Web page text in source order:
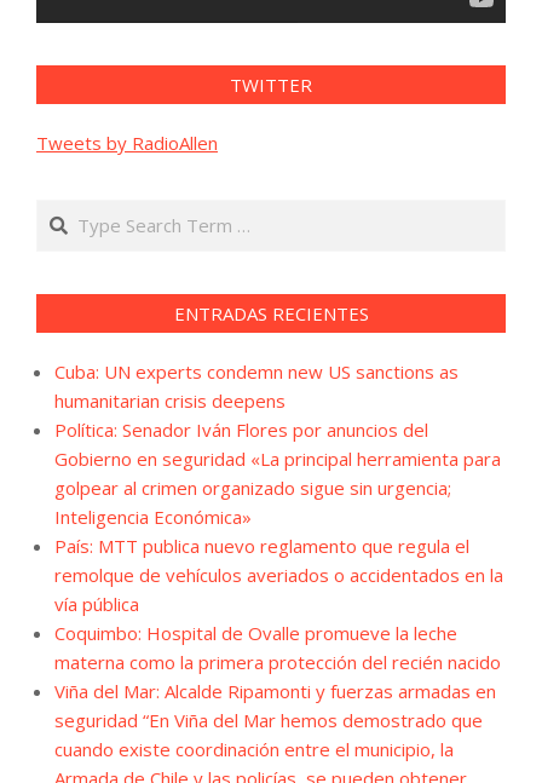
TWITTER
Tweets by RadioAllen
Search
ENTRADAS RECIENTES
Cuba: UN experts condemn new US sanctions as
humanitarian crisis deepens
Política: Senador Iván Flores por anuncios del
Gobierno en seguridad «La principal herramienta para
golpear al crimen organizado sigue sin urgencia;
Inteligencia Económica»
País: MTT publica nuevo reglamento que regula el
remolque de vehículos averiados o accidentados en la
vía pública
Coquimbo: Hospital de Ovalle promueve la leche
materna como la primera protección del recién nacido
Viña del Mar: Alcalde Ripamonti y fuerzas armadas en
seguridad “En Viña del Mar hemos demostrado que
cuando existe coordinación entre el municipio, la
Armada de Chile y las policías, se pueden obtener